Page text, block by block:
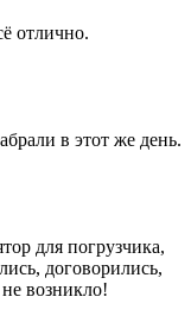
отлично.
в этот же день.
для погрузчика,
договорились,
возникло!